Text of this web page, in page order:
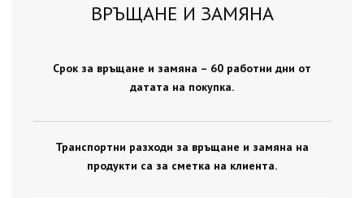
ВРЪЩАНЕ И ЗАМЯНА
Срок за връщане и замяна – 60 работни дни от
датата на покупка.
Транспортни разходи за връщане и замяна на
продукти са за сметка на клиента.